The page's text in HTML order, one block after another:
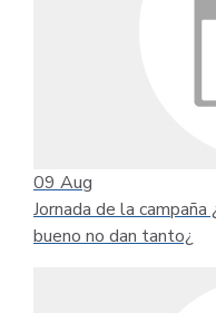
09 Aug
Jornada de la
bueno no dan tanto¿